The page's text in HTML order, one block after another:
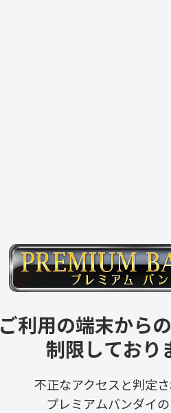
ご利用の端末から
制限しており
不正なアクセスと判定さ
プレミアムバンダイ